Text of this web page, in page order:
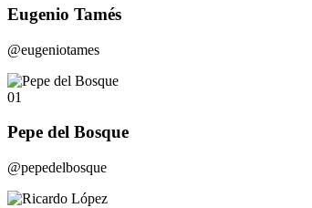
Eugenio Tamés
@eugeniotames
01
Pepe del Bosque
@pepedelbosque